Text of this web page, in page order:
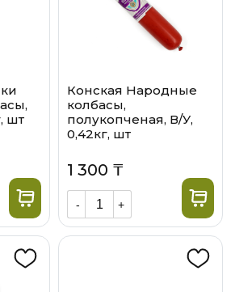
шт
Конская Народные
колбасы,
полукопченая, В/У,
0,42кг, шт
1 300 ₸
- +